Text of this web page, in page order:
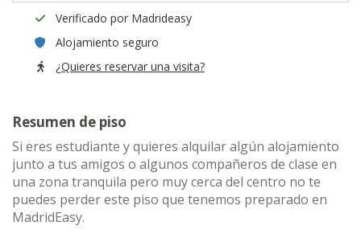
Verificado por Madrideasy
Alojamiento seguro
¿Quieres reservar una visita?
Resumen de piso
Si eres estudiante y quieres alquilar algún alojamiento
junto a tus amigos o algunos compañeros de clase en
una zona tranquila pero muy cerca del centro no te
puedes perder este piso que tenemos preparado en
MadridEasy.